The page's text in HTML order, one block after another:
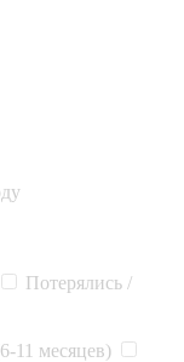
Потерялись /
11 месяцев)